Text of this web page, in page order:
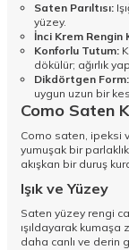
Saten Parıltısı:
yüzey.
İnci Krem
Konforlu Tutum:
dökülür; ağırlık
Dikdörtgen Form:
uygun uzun bir
Como Saten
Como saten, ipeksi
yumuşak bir
akışkan bir duruş
Işık ve Yüzey
Saten yüzey rengi
ışıldayarak
daha canlı ve derin